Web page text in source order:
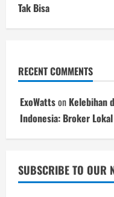
Tak Bisa
RECENT COMMENTS
ExoWattson Kelebihan
Indonesia: Broker
SUBSCRIBE TO OUR